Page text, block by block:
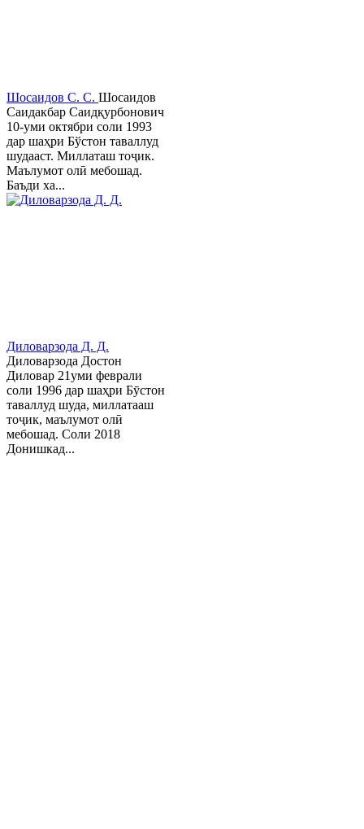
Шосаидов С. С. Шосаидов
Саидакбар Саидқурбонович
10-уми октябри соли 1993
дар шаҳри Бўстон таваллуд
шудааст. Миллаташ тоҷик.
Маълумот олӣ мебошад.
Баъди ха...
Диловарзода Д. Д.
Диловарзода Достон
Диловар 21уми феврали
соли 1996 дар шаҳри Бӯстон
таваллуд шуда, миллатааш
тоҷик, маълумот олӣ
мебошад. Соли 2018
Донишкад...